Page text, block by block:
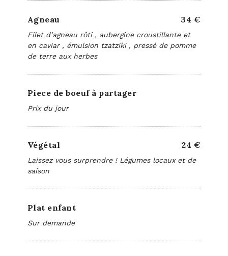
Agneau 34 €
Filet d’agneau rôti , aubergine croustillante et
en caviar , émulsion tzatziki , pressé de pomme
de terre aux herbes
Piece de boeuf à partager
Prix du jour
Végétal 24 €
Laissez vous surprendre ! Légumes locaux et de
saison
Plat enfant
Sur demande